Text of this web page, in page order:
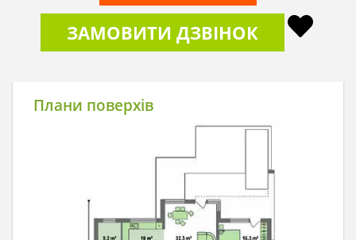
ЗАМОВИТИ ДЗВІНОК
Плани поверхів